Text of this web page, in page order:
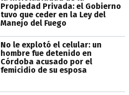
Propiedad Privada: el Gobierno
tuvo que ceder en la Ley del
Manejo del Fuego
No le explotó el celular: un
hombre fue detenido en
Córdoba acusado por el
femicidio de su esposa